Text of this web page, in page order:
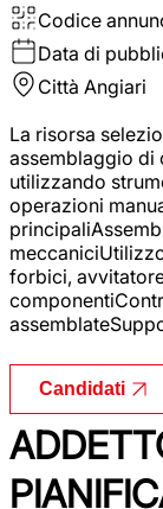
Codice
Data di
Città Angiari
La risorsa
assemblaggio di
utilizzando
operazioni
forbici,
Candidati